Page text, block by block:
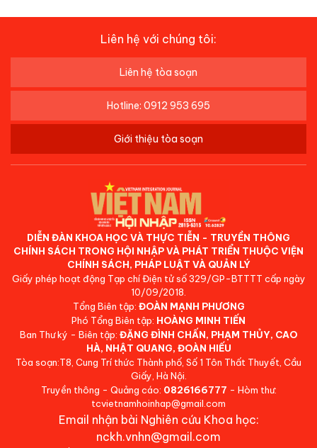
Liên hệ với chúng tôi:
Liên hệ tòa soạn
Hotline: 0912 953 695
Giới thiệu tòa soạn
DIỄN ĐÀN KHOA HỌC VÀ THỰC TIỄN - TRUYỀN THÔNG
CHÍNH SÁCH TRONG HỘI NHẬP VÀ PHÁT TRIỂN THUỘC VIỆN
CHÍNH SÁCH, PHÁP LUẬT VÀ QUẢN LÝ
Giấy phép hoạt động Tạp chí Điện tử số 329/GP-BTTTT cấp ngày
10/09/2018.
Tổng Biên tập: ĐOÀN MẠNH PHƯƠNG
Phó Tổng Biên tập: HOÀNG MINH TIẾN
Ban Thư ký - Biên tập: ĐẶNG ĐÌNH CHẤN, PHẠM THỦY, CAO
HÀ, NHẬT QUANG, ĐOÀN HIẾU
Tòa soạn:T8, Cung Trí thức Thành phố, Số 1 Tôn Thất Thuyết, Cầu
Giấy, Hà Nội.
Truyền thông - Quảng cáo: 0826166777 - Hòm thư:
tcvietnamhoinhap@gmail.com
Email nhận bài Nghiên cứu Khoa học:
nckh.vnhn@gmail.com